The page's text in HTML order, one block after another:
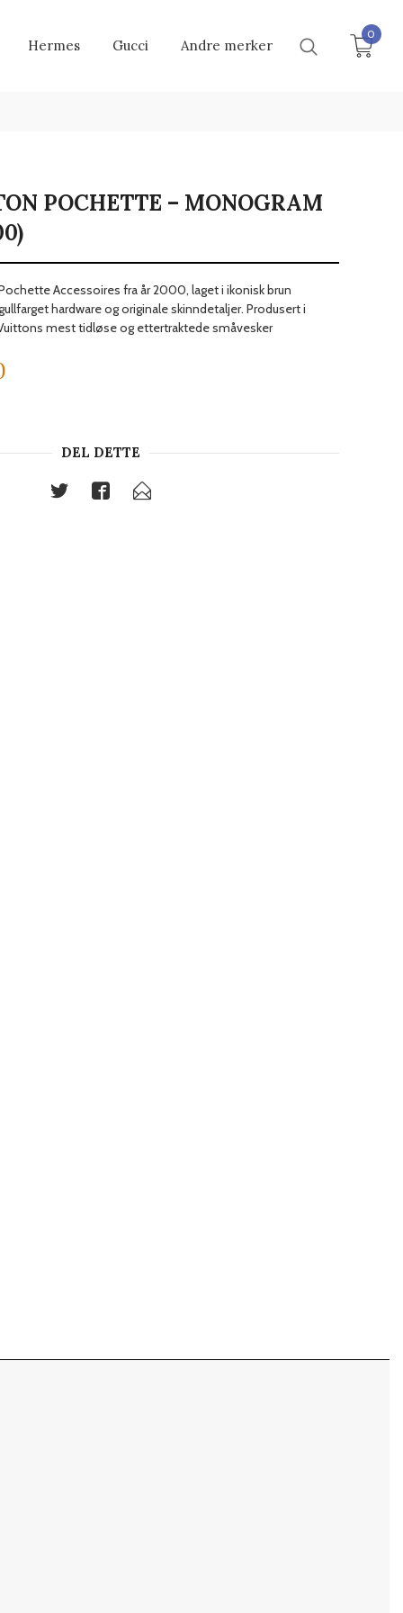
Hermes Gucci Andre merker
0
POCHETTE – MONOGRAM
Accessoires fra år 2000, laget i ikonisk brun
hardware og originale skinndetaljer. Produsert i
mest tidløse og ettertraktede småvesker
DEL DETTE